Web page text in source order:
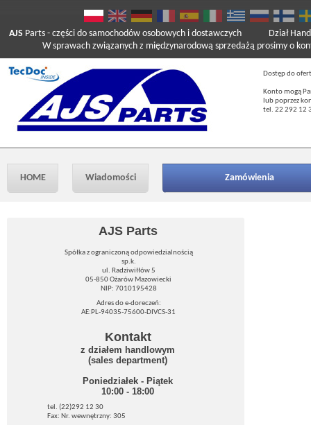
AJS Parts - części do samochodów osobowych i dostawczych
W sprawach związanych z międzynarodową sprzedażą prosimy o
Dział
Dostęp do
Konto mogą
lub poprzez
tel. 22 292 12
HOME Wiadomości Zamówienia
AJS Parts
Spółka z ograniczoną odpowiedzialnością
sp.k.
ul. Radziwiłłów 5
05-850 Ożarów Mazowiecki
NIP: 7010195428
Adres do e-doreczeń:
AE:PL-94035-75600-DIVCS-31
Kontakt
z działem handlowym
(sales department)
Poniedziałek - Piątek
10:00 - 18:00
tel. (22)292 12 30
Fax: Nr. wewnętrzny: 305